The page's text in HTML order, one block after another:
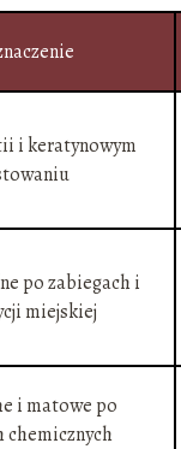
i keratynowym
po zabiegach i
miejskiej
i matowe po
chemicznych